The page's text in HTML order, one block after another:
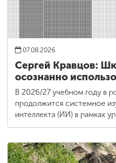
07.08.2026
Сергей Кравцов:
осознанно
В 2026/27 учебном году в
продолжится системное
интеллекта (ИИ) в рамках